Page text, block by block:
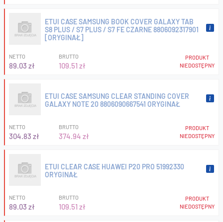
ETUI CASE SAMSUNG BOOK COVER GALAXY TAB
S8 PLUS / S7 PLUS / S7 FE CZARNE 8806092317901
[ORYGINAŁ]
NETTO
89.03 zł
BRUTTO
109.51 zł
PRODUKT
NIEDOSTĘPNY
ETUI CASE SAMSUNG CLEAR STANDING COVER
GALAXY NOTE 20 8806090667541 ORYGINAŁ
NETTO
304.83 zł
BRUTTO
374.94 zł
PRODUKT
NIEDOSTĘPNY
ETUI CLEAR CASE HUAWEI P20 PRO 51992330
ORYGINAŁ
NETTO
89.03 zł
BRUTTO
109.51 zł
PRODUKT
NIEDOSTĘPNY